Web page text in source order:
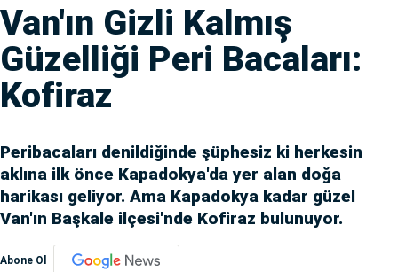
Van'ın Gizli Kalmış
Güzelliği Peri Bacaları:
Kofiraz
Peribacaları denildiğinde şüphesiz ki herkesin
aklına ilk önce Kapadokya'da yer alan doğa
harikası geliyor. Ama Kapadokya kadar güzel
Van'ın Başkale ilçesi'nde Kofiraz bulunuyor.
Abone Ol